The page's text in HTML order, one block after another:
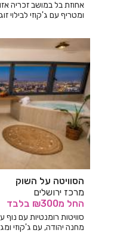
אחוזת בל במושב זכריה
ומטריף עם ג'קוזי לבילוי
הסוויטה על השוק
מרכז ירושלים
החל מ₪300 בלבד
סוויטות רומנטיות עם
מחנה יהודה, עם ג'קוזי